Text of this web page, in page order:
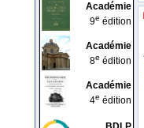
Académie
9e édition
Académie
8e édition
Académie
4e édition